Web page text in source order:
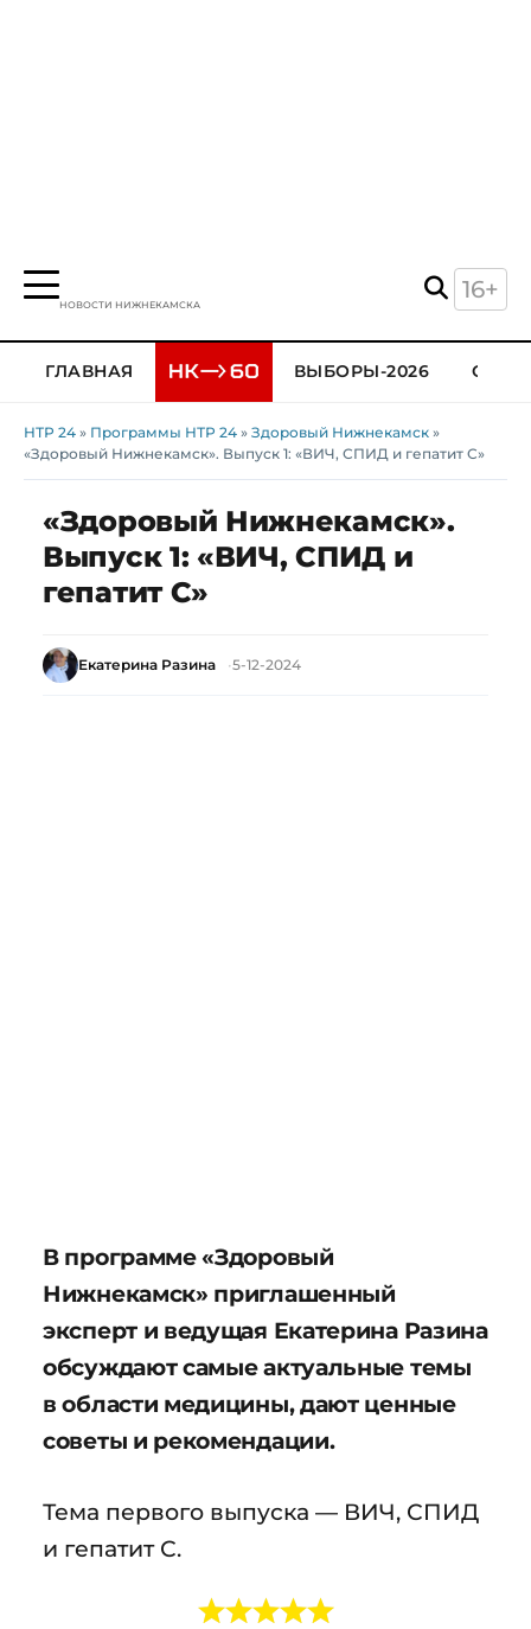
НОВОСТИ НИЖНЕКАМСКА
16+
ГЛАВНАЯ ВЫБОРЫ-2026
НТР 24 » Программы НТР 24 » Здоровый Нижнекамск »
«Здоровый Нижнекамск». Выпуск 1: «ВИЧ, СПИД и гепатит С»
«Здоровый Нижнекамск».
Выпуск 1: «ВИЧ, СПИД и
гепатит С»
Екатерина Разина 5-12-2024
В программе «Здоровый
Нижнекамск» приглашенный
эксперт и ведущая Екатерина Разина
обсуждают самые актуальные темы
в области медицины, дают ценные
советы и рекомендации.
Тема первого выпуска — ВИЧ, СПИД
и гепатит С.